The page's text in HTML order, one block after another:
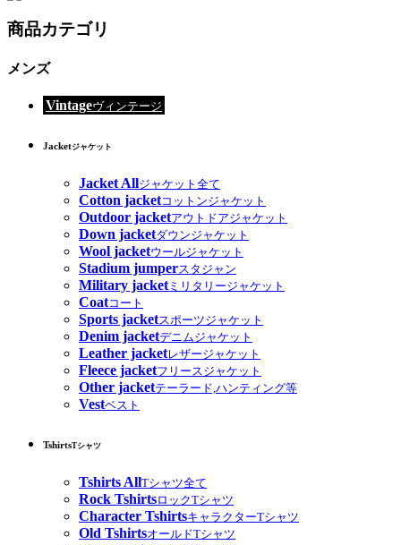
商品カテゴリ
メンズ
Vintageヴィンテージ
Jacketジャケット
Jacket Allジャケット全て
Cotton jacketコットンジャケット
Outdoor jacketアウトドアジャケット
Down jacketダウンジャケット
Wool jacketウールジャケット
Stadium jumperスタジャン
Military jacketミリタリージャケット
Coatコート
Sports jacketスポーツジャケット
Denim jacketデニムジャケット
Leather jacketレザージャケット
Fleece jacketフリースジャケット
Other jacketテーラード,ハンティング等
Vestベスト
TshirtsTシャツ
Tshirts AllTシャツ全て
Rock TshirtsロックTシャツ
Character TshirtsキャラクターTシャツ
Old TshirtsオールドTシャツ